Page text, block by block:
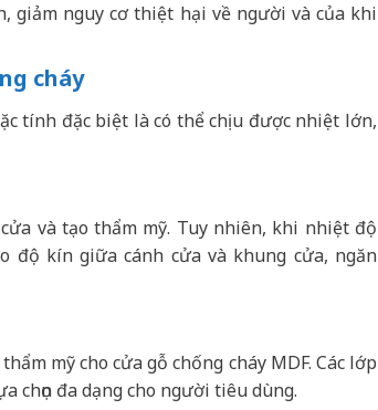
giảm nguy cơ thiệt hại về người và của khi
cháy
tính đặc biệt là có thể chịu được nhiệt lớn,
và tạo thẩm mỹ. Tuy nhiên, khi nhiệt độ
độ kín giữa cánh cửa và khung cửa, ngăn
mỹ cho cửa gỗ chống cháy MDF. Các lớp
chọn đa dạng cho người tiêu dùng.